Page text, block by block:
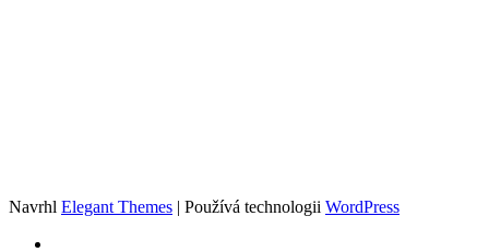
Navrhl Elegant Themes | Používá technologii WordPress